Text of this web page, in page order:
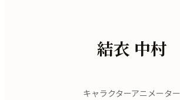
結衣 中村
キャラクターアニメーター